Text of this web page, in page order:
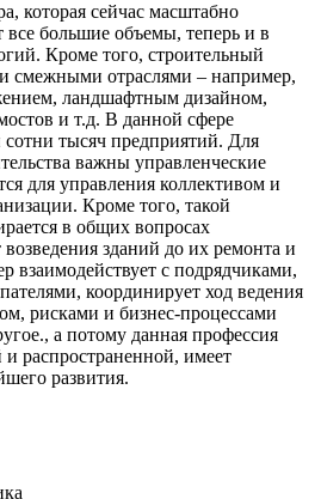
которая сейчас масштабно
все большие объемы, теперь и в
Кроме того, строительный
смежными отраслями – например,
ландшафтным дизайном,
и т.д. В данной сфере
сотни тысяч предприятий. Для
важны управленческие
для управления коллективом и
Кроме того, такой
в общих вопросах
зданий до их ремонта и
взаимодействует с подрядчиками,
координирует ход ведения
рисками и бизнес-процессами
а потому данная профессия
и распространенной, имеет
развития.